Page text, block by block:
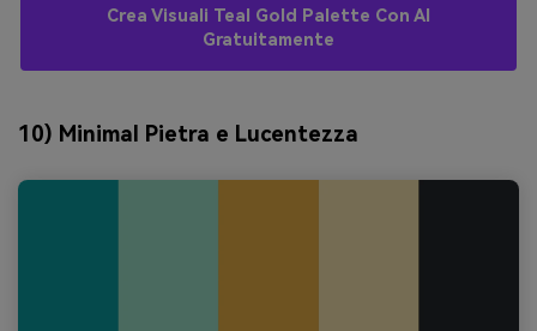
Crea Visuali Teal Gold Palette Con AI
Gratuitamente
10) Minimal Pietra e Lucentezza